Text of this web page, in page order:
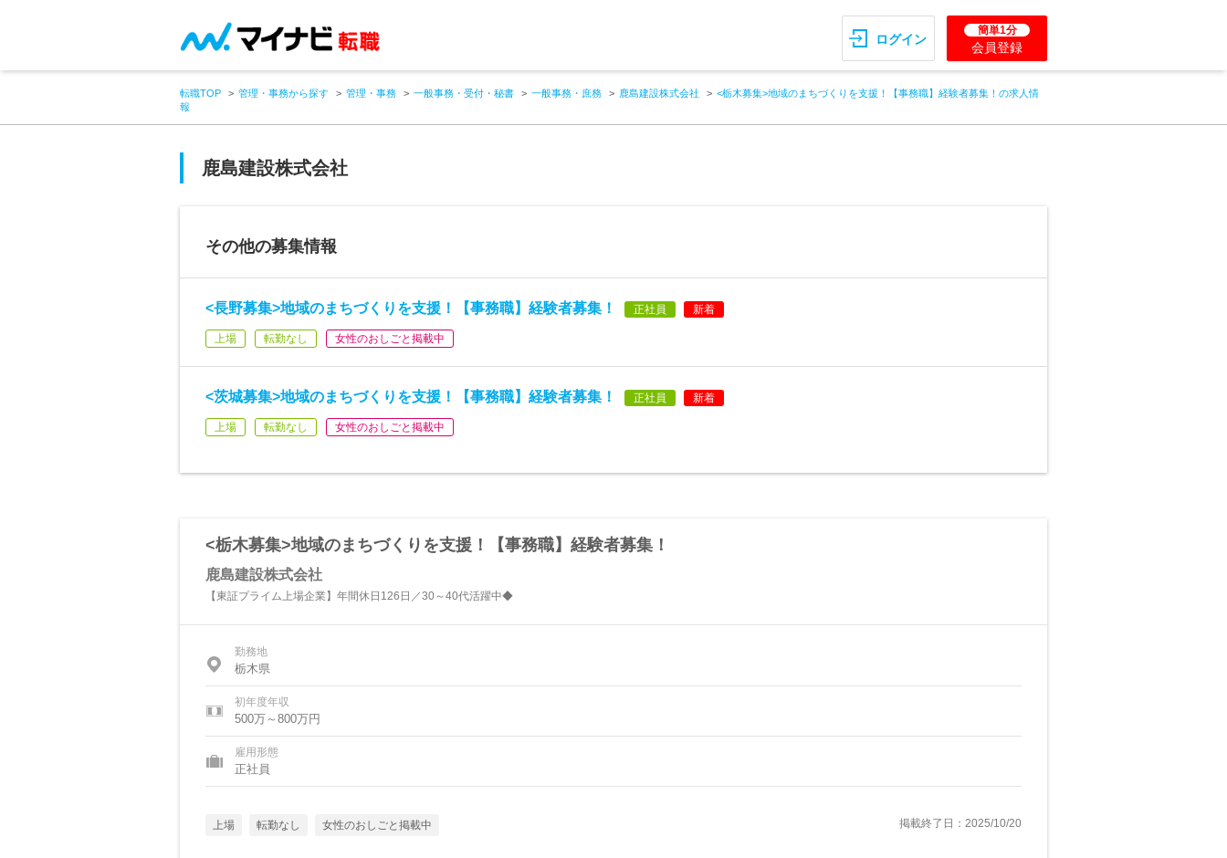
ログイン
簡単1分
会員登録
転職TOP 管理・事務から探す 管理・事務 一般事務・受付・秘書 一般事務・庶務 鹿島建設株式会社
<栃木募集>地域のまちづくりを支援！【事務職】経験者募集！の求人情
報
鹿島建設株式会社
その他の募集情報
<長野募集>地域のまちづくりを支援！【事務職】経験者募集！ 正社員 新着
上場 転勤なし 女性のおしごと掲載中
<茨城募集>地域のまちづくりを支援！【事務職】経験者募集！ 正社員 新着
上場 転勤なし 女性のおしごと掲載中
<栃木募集>地域のまちづくりを支援！【事務職】経験者募集！
鹿島建設株式会社
【東証プライム上場企業】年間休日126日／30～40代活躍中◆
勤務地
栃木県
初年度年収
500万～800万円
雇用形態
正社員
上場 転勤なし 女性のおしごと掲載中 掲載終了日：2025/10/20